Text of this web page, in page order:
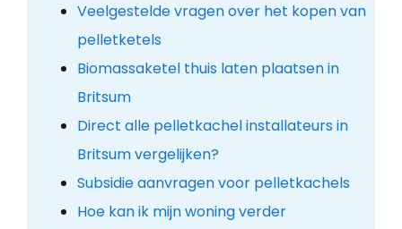
Veelgestelde vragen over het kopen van
pelletketels
Biomassaketel thuis laten plaatsen in
Britsum
Direct alle pelletkachel installateurs in
Britsum vergelijken?
Subsidie aanvragen voor pelletkachels
Hoe kan ik mijn woning verder